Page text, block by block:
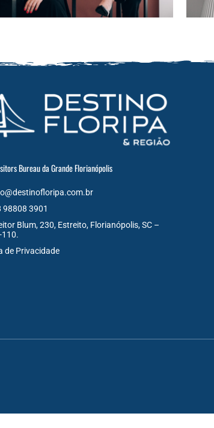
Bureau da Grande Florianópolis
98808 3901
Blum, 230, Estreito, Florianópolis, SC –
de Privacidade